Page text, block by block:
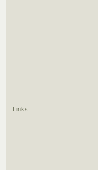
Links